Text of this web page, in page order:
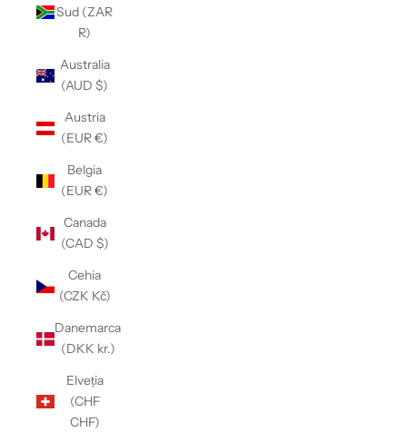
Sud (ZAR
R)
Australia
(AUD $)
Austria
(EUR €)
Belgia
(EUR €)
Canada
(CAD $)
Cehia
(CZK Kč)
Danemarca
(DKK kr.)
Elveția
(CHF
CHF)